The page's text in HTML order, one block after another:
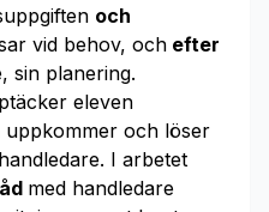
och
vid behov, och efter
sin planering.
eleven
och löser
I arbetet
med handledare